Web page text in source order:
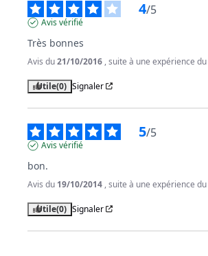
4/5
Avis vérifié
Très bonnes
Avis du21/10/2016 , suite à une expérience du
Utile(0) Signaler
5/5
Avis vérifié
bon.
Avis du 19/10/2014 , suite à une expérience du
Utile(0) Signaler